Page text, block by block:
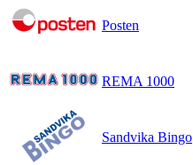
Posten
REMA 1000
Sandvika Bingo